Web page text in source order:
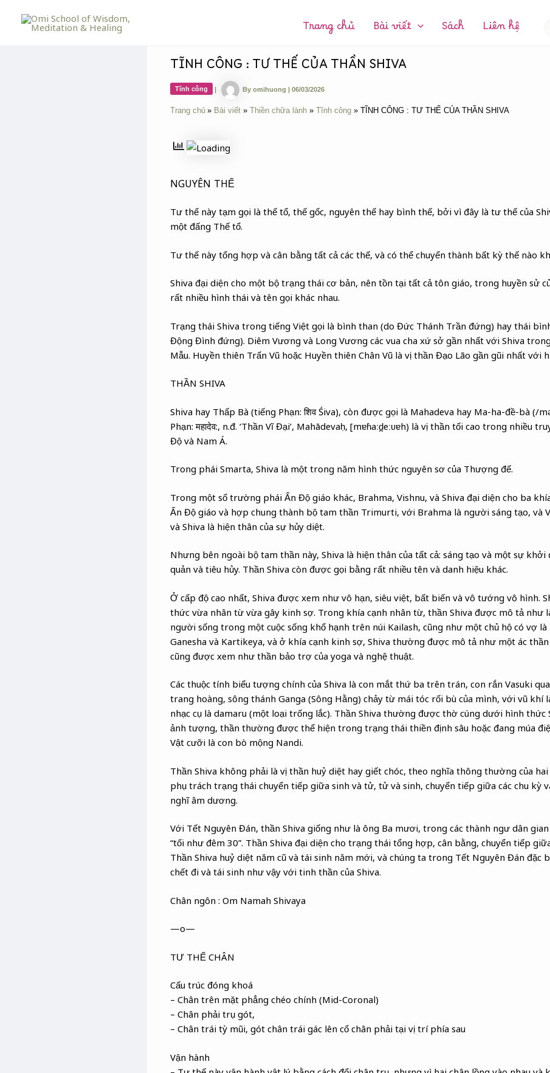
Trang chủ Bài viết Sách Liên hệ
TĨNH CÔNG : TƯ THẾ CỦA THẦN SHIVA
Tĩnh công | By omihuong | 06/03/2026
Trang chủ Bài viết Thiền chữa lành Tĩnh công TĨNH CÔNG : TƯ THẾ CỦA THẦN SHIVA
NGUYÊN THẾ
Tư thế này tạm gọi là thế tổ, thế gốc, nguyên thế hay bình thế, bởi vì đây là tư thế của
một đấng Thế tổ.
Tư thế này tổng hợp và cân bằng tất cả các thế, và có thể chuyển thành bất kỳ thế nào
Shiva đại diện cho một bộ trạng thái cơ bản, nên tồn tại tất cả tôn giáo, trong huyền sử
rất nhiều hình thái và tên gọi khác nhau.
Trạng thái Shiva trong tiếng Việt gọi là bình than (do Đức Thánh Trần đứng) hay thái
Động Đình đứng). Diêm Vương và Long Vương các vua cha xứ sở gần nhất với Shiva
Mẫu. Huyền thiên Trấn Vũ hoặc Huyền thiên Chân Vũ là vị thần Đạo Lão gần gũi nhất với
THẦN SHIVA
Shiva hay Thấp Bà (tiếng Phạn: शिव Śiva), còn được gọi là Mahadeva hay Ma-ha-đề-bà (/
Phạn: महादेव:, n.đ. ‘Thần Vĩ Đại’, Mahādevaḥ, [mɐɦaːd̪eːʋɐh) là vị thần tối cao trong nhiều
Độ và Nam Á.
Trong phái Smarta, Shiva là một trong năm hình thức nguyên sơ của Thượng đế.
Trong một số trường phái Ấn Độ giáo khác, Brahma, Vishnu, và Shiva đại diện cho ba
Ấn Độ giáo và hợp chung thành bộ tam thần Trimurti, với Brahma là người sáng tạo, và
và Shiva là hiện thân của sự hủy diệt.
Nhưng bên ngoài bộ tam thần này, Shiva là hiện thân của tất cả: sáng tạo và một sự
quản và tiêu hủy. Thần Shiva còn được gọi bằng rất nhiều tên và danh hiệu khác.
Ở cấp độ cao nhất, Shiva được xem như vô hạn, siêu việt, bất biến và vô tướng vô hình.
thức vừa nhân từ vừa gây kinh sợ. Trong khía cạnh nhân từ, thần Shiva được mô tả như
người sống trong một cuộc sống khổ hạnh trên núi Kailash, cũng như một chủ hộ có vợ là
Ganesha và Kartikeya, và ở khía cạnh kinh sợ, Shiva thường được mô tả như một ác thần
cũng được xem như thần bảo trợ của yoga và nghệ thuật.
Các thuộc tính biểu tượng chính của Shiva là con mắt thứ ba trên trán, con rắn Vasuki
trang hoàng, sông thánh Ganga (Sông Hằng) chảy từ mái tóc rối bù của mình, với vũ khí
nhạc cụ là damaru (một loại trống lắc). Thần Shiva thường được thờ cúng dưới hình thức
ảnh tượng, thần thường được thể hiện trong trạng thái thiền định sâu hoặc đang múa
Vật cưỡi là con bò mộng Nandi.
Thần Shiva không phải là vị thần huỷ diệt hay giết chóc, theo nghĩa thông thường của
phụ trách trạng thái chuyển tiếp giữa sinh và tử, tử và sinh, chuyển tiếp giữa các chu kỳ
nghĩ âm dương.
Với Tết Nguyên Đán, thần Shiva giống như là ông Ba mươi, trong các thành ngư dân gian
“tối như đêm 30”. Thần Shiva đại diện cho trạng thái tổng hợp, cân bằng, chuyển tiếp
Thần Shiva huỷ diệt năm cũ và tái sinh năm mới, và chúng ta trong Tết Nguyên Đán đặc
chết đi và tái sinh như vậy với tinh thần của Shiva.
Chân ngôn : Om Namah Shivaya
—o—
TƯ THẾ CHÂN
Cấu trúc đóng khoá
– Chân trên mặt phẳng chéo chính (Mid-Coronal)
– Chân phải trụ gót,
– Chân trái tỳ mũi, gót chân trái gác lên cổ chân phải tại vị trí phía sau
Vận hành